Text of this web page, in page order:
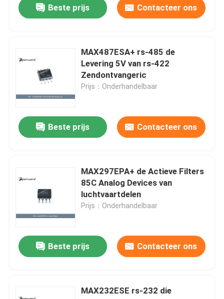
Nieuws
Luchtvaartdelen
Monoculaire warmtebeeldcamera
De Module van de laserafstandsmeter
PTZ-Camerasysteem
Wetshandhavingsregistrator
Elektrische Brushless gelijkstroom-Motor
Beste prijs Contacteer ons
MAX487ESA+ rs-485 de
Levering 5V van rs-422
Zendontvangeric
Prijs：Onderhandelbaar
Beste prijs Contacteer ons
MAX297EPA+ de Actieve Filters
85C Analog Devices van
luchtvaartdelen
Prijs：Onderhandelbaar
Beste prijs Contacteer ons
MAX232ESE rs-232 die